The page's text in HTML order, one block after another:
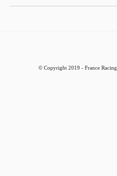
© Copyright 2019 - France Racing